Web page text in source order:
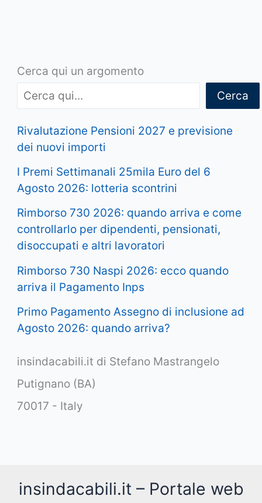
Cerca qui un argomento
Cerca
Rivalutazione Pensioni 2027 e previsione
dei nuovi importi
I Premi Settimanali 25mila Euro del 6
Agosto 2026: lotteria scontrini
Rimborso 730 2026: quando arriva e come
controllarlo per dipendenti, pensionati,
disoccupati e altri lavoratori
Rimborso 730 Naspi 2026: ecco quando
arriva il Pagamento Inps
Primo Pagamento Assegno di inclusione ad
Agosto 2026: quando arriva?
insindacabili.it di Stefano Mastrangelo
Putignano (BA)
70017 - Italy
insindacabili.it – Portale web